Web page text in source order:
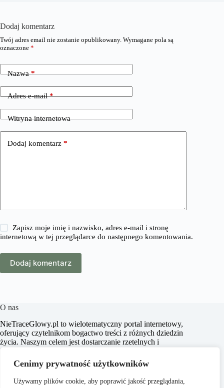
Cenimy prywatność użytkowników
Używamy plików cookie, aby poprawić jakość przeglądania,
Dodaj komentarz
Twój adres email nie zostanie opublikowany. Wymagane pola są
oznaczone *
Nazwa*
Adres e-mail*
Witryna internetowa
Dodaj komentarz *
Zapisz moje imię i nazwisko, adres e-mail i stronę
internetową w tej przeglądarce do następnego komentowania.
Dodaj komentarz
O nas
​NieTraceGlowy.pl to wielotematyczny portal internetowy,
oferujący czytelnikom bogactwo treści z różnych dziedzin
życia. Naszym celem jest dostarczanie rzetelnych i
inspirujących artykułów, które wspierają użytkowników w
podejmowaniu świadomych decyzji oraz poszerzają ich
horyzonty. Dbamy o to, aby nasze treści były zrozumiałe i
dostępne dla każdego, niezależnie od poziomu wiedzy w